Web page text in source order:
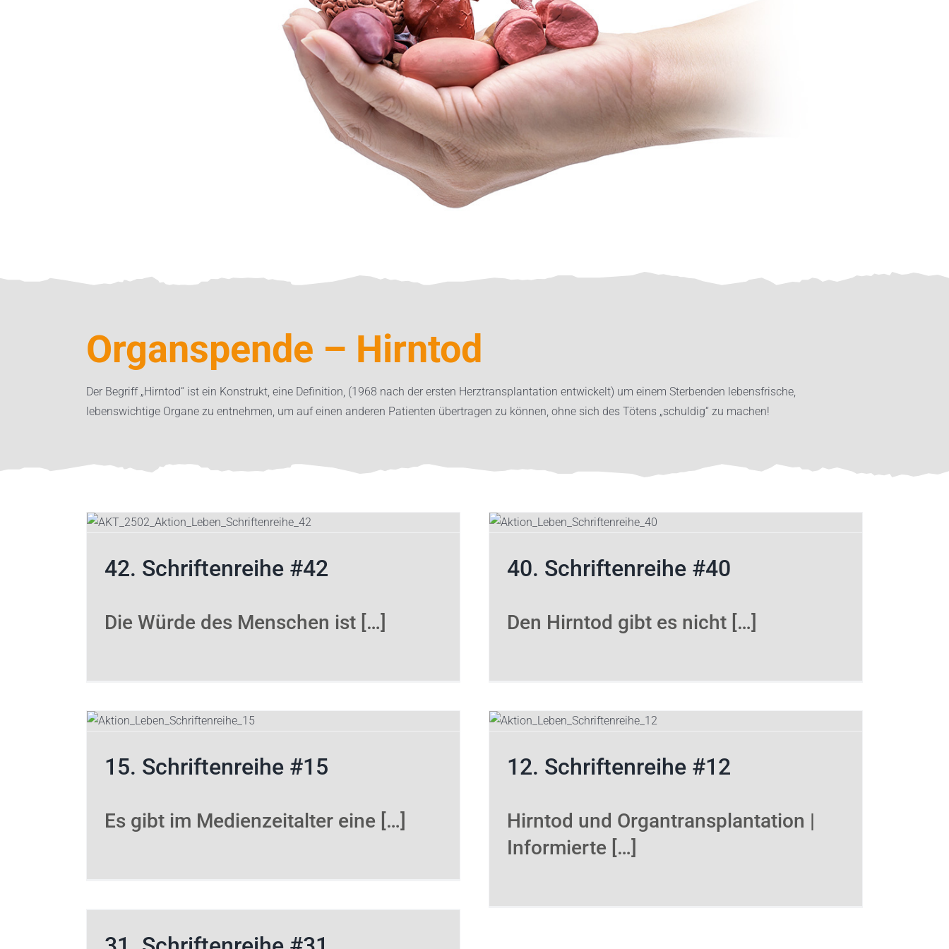
Organspende – Hirntod
Der Begriff „Hirntod“ ist ein Konstrukt, eine Definition, (1968 nach der ersten Herztransplantation entwickelt) um einem Sterbenden lebensfrische,
lebenswichtige Organe zu entnehmen, um auf einen anderen Patienten übertragen zu können, ohne sich des Tötens „schuldig“ zu machen!
42. Schriftenreihe #42
Die Würde des Menschen ist […]
40. Schriftenreihe #40
40. Schriftenreihe #40
Den Hirntod gibt es nicht […]
15. Schriftenreihe #15
Es gibt im Medienzeitalter eine […]
12. Schriftenreihe #12
12. Schriftenreihe #12
Hirntod und Organtransplantation |
Informierte […]